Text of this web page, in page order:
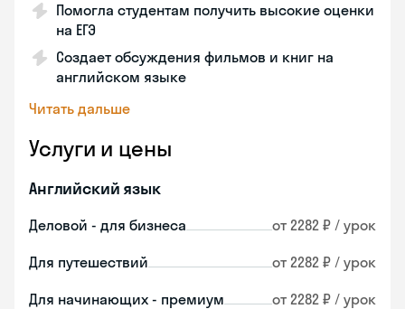
Помогла студентам получить высокие оценки
на ЕГЭ
Создает обсуждения фильмов и книг на
английском языке
Читать дальше
Услуги и цены
Английский язык
Деловой - для бизнеса от 2282 ₽ / урок
Для путешествий от 2282 ₽ / урок
Для начинающих - премиум от 2282 ₽ / урок